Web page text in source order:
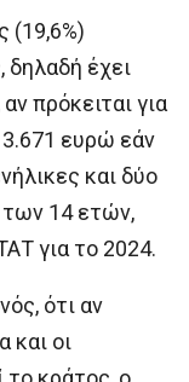
(19,6%)
δηλαδή έχει
πρόκειται για
ευρώ εάν
και δύο
των 14 ετών,
για το 2024.
ότι αν
και οι